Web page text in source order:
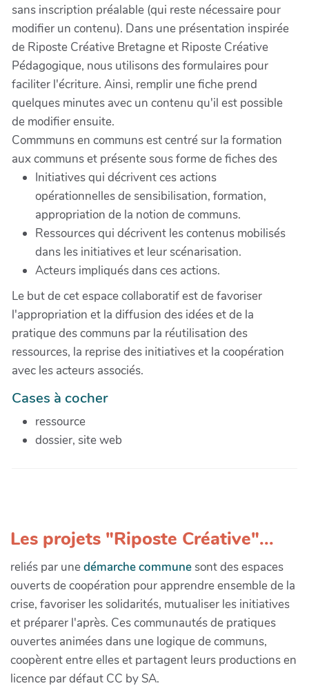
sans inscription préalable (qui reste nécessaire pour
modifier un contenu). Dans une présentation inspirée
de Riposte Créative Bretagne et Riposte Créative
Pédagogique, nous utilisons des formulaires pour
faciliter l'écriture. Ainsi, remplir une fiche prend
quelques minutes avec un contenu qu'il est possible
de modifier ensuite.
Commmuns en communs est centré sur la formation
aux communs et présente sous forme de fiches des
Initiatives qui décrivent ces actions
opérationnelles de sensibilisation, formation,
appropriation de la notion de communs.
Ressources qui décrivent les contenus mobilisés
dans les initiatives et leur scénarisation.
Acteurs impliqués dans ces actions.
Le but de cet espace collaboratif est de favoriser
l'appropriation et la diffusion des idées et de la
pratique des communs par la réutilisation des
ressources, la reprise des initiatives et la coopération
avec les acteurs associés.
Cases à cocher
ressource
dossier, site web